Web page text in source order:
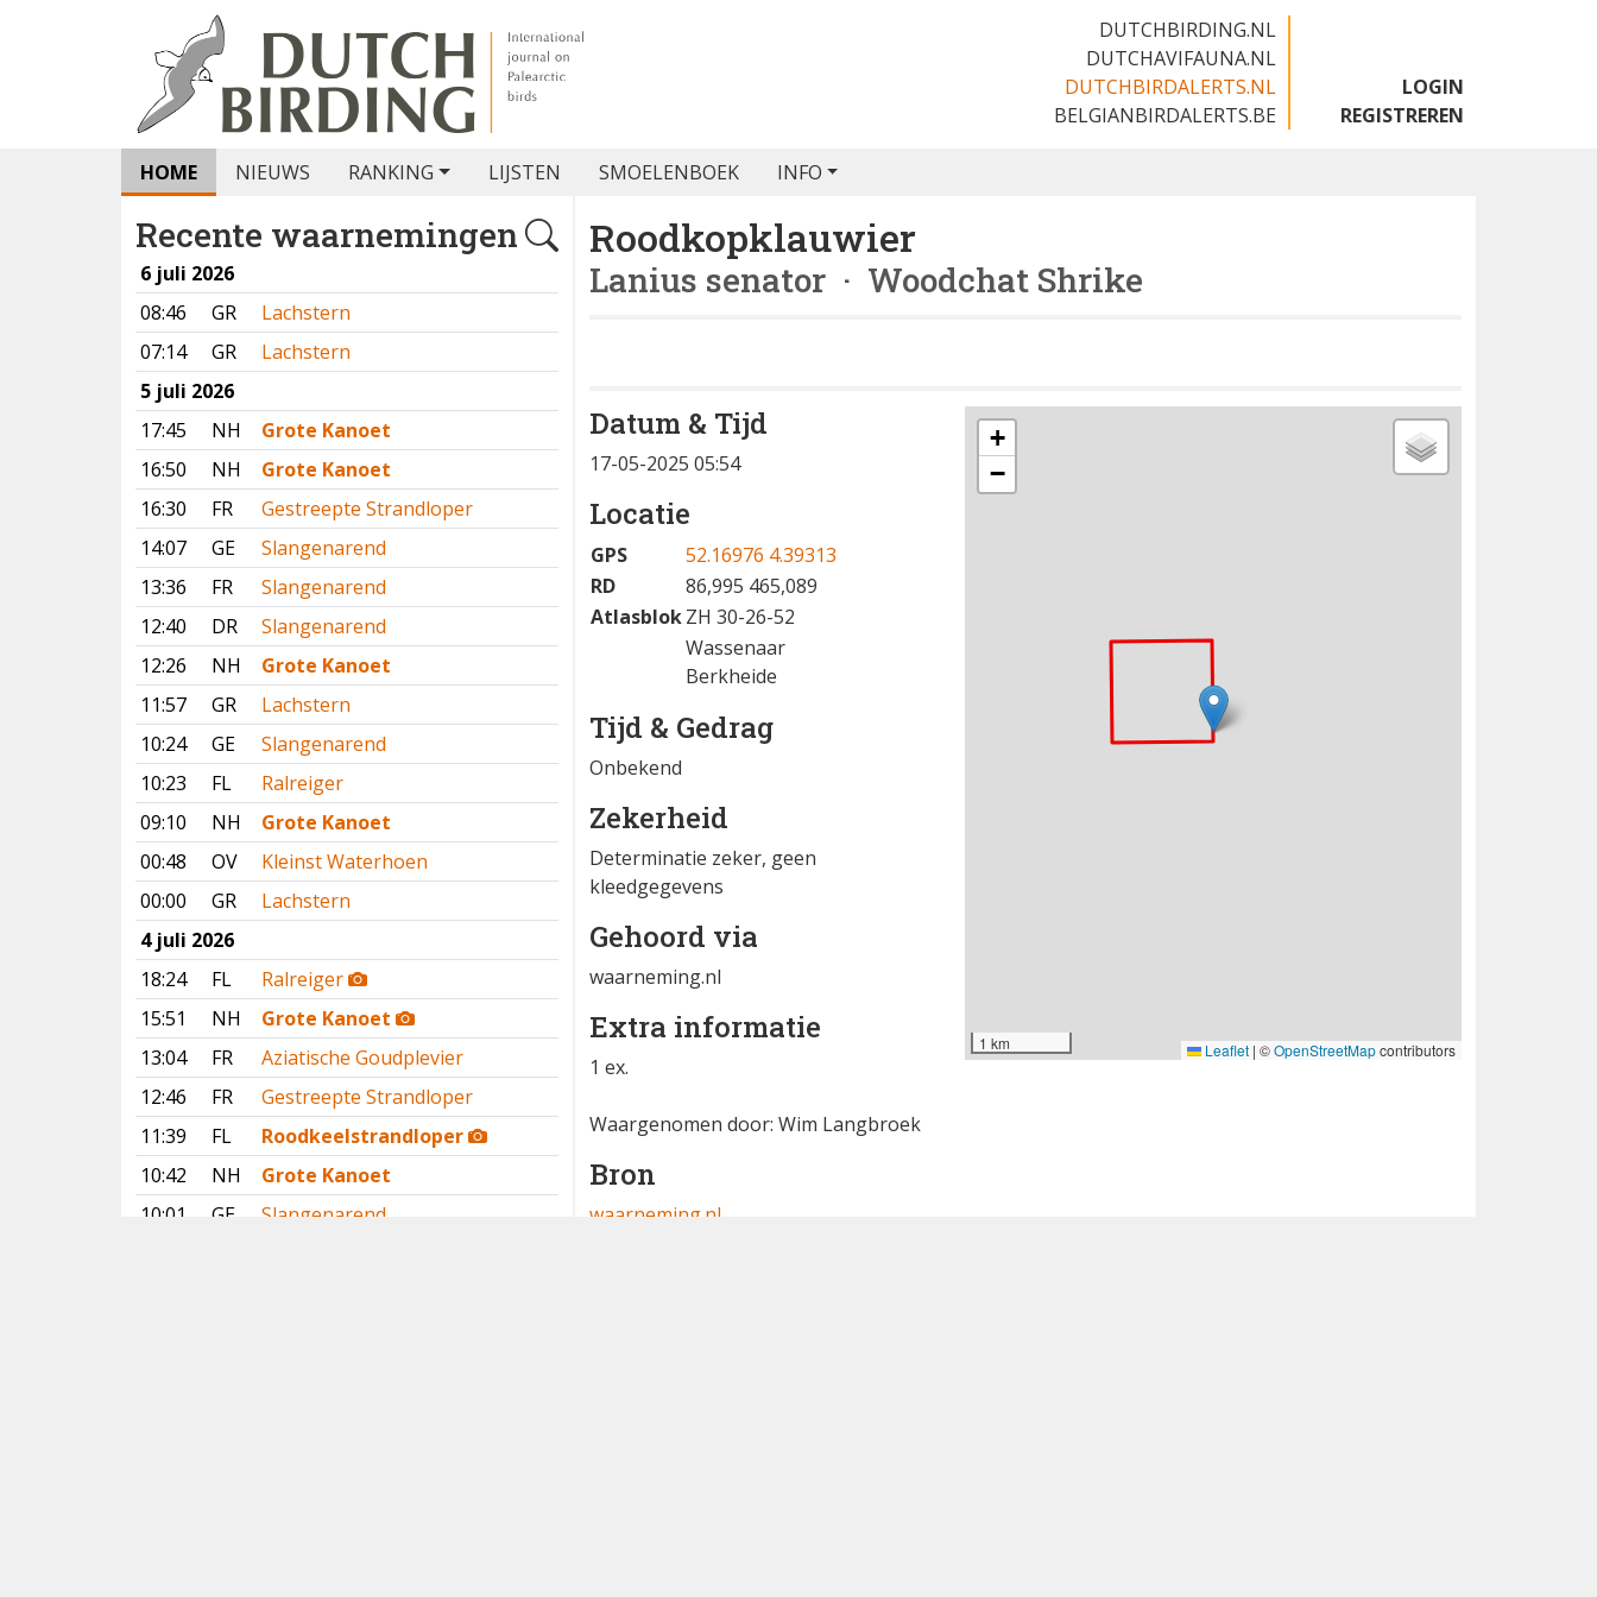
DUTCHBIRDING.NL
DUTCHAVIFAUNA.NL
DUTCHBIRDALERTS.NL
BELGIANBIRDALERTS.BE
LOGIN
REGISTREREN
HOME NIEUWS RANKING LIJSTEN SMOELENBOEK INFO
Recente waarnemingen
6 juli 2026
08:46
GR
Lachstern
07:14
GR
Lachstern
5 juli 2026
17:45
NH
Grote Kanoet
16:50
NH
Grote Kanoet
16:30
FR
Gestreepte Strandloper
14:07
GE
Slangenarend
13:36
FR
Slangenarend
12:40
DR
Slangenarend
12:26
NH
Grote Kanoet
11:57
GR
Lachstern
10:24
GE
Slangenarend
10:23
FL
Ralreiger
09:10
NH
Grote Kanoet
00:48
OV
Kleinst Waterhoen
00:00
GR
Lachstern
4 juli 2026
18:24
FL
Ralreiger
15:51
NH
Grote Kanoet
13:04
FR
Aziatische Goudplevier
12:46
FR
Gestreepte Strandloper
11:39
FL
Roodkeelstrandloper
10:42
NH
Grote Kanoet
10:01
GE
Slangenarend
Roodkopklauwier
Lanius senator · Woodchat Shrike
Datum & Tijd
17-05-2025 05:54
Locatie
GPS
52.16976 4.39313
RD
86,995 465,089
AtlasblokZH 30-26-52
Wassenaar
Berkheide
Tijd & Gedrag
Onbekend
Zekerheid
Determinatie zeker, geen
kleedgegevens
Gehoord via
waarneming.nl
Extra informatie
1 ex.
Waargenomen door: Wim Langbroek
Bron
waarneming.nl
+
−
1 km Leaflet | ©OpenStreetMapcontributors